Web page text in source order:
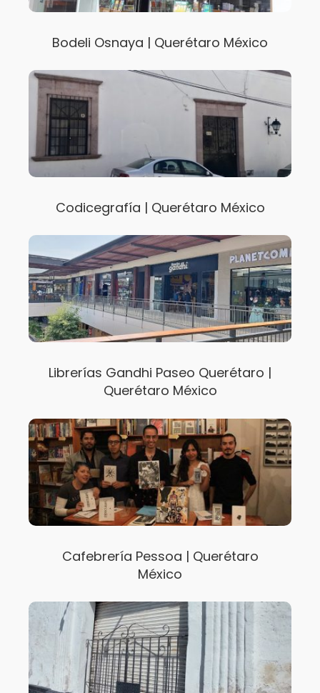
Bodeli Osnaya | Querétaro México
Codicegrafía | Querétaro México
Librerías Gandhi Paseo Querétaro |
Querétaro México
Cafebrería Pessoa | Querétaro
México